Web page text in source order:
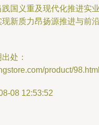
践国义重及现代化推进实
新质力昂扬源推进与前
处：
product/98.html
08 12:53:52